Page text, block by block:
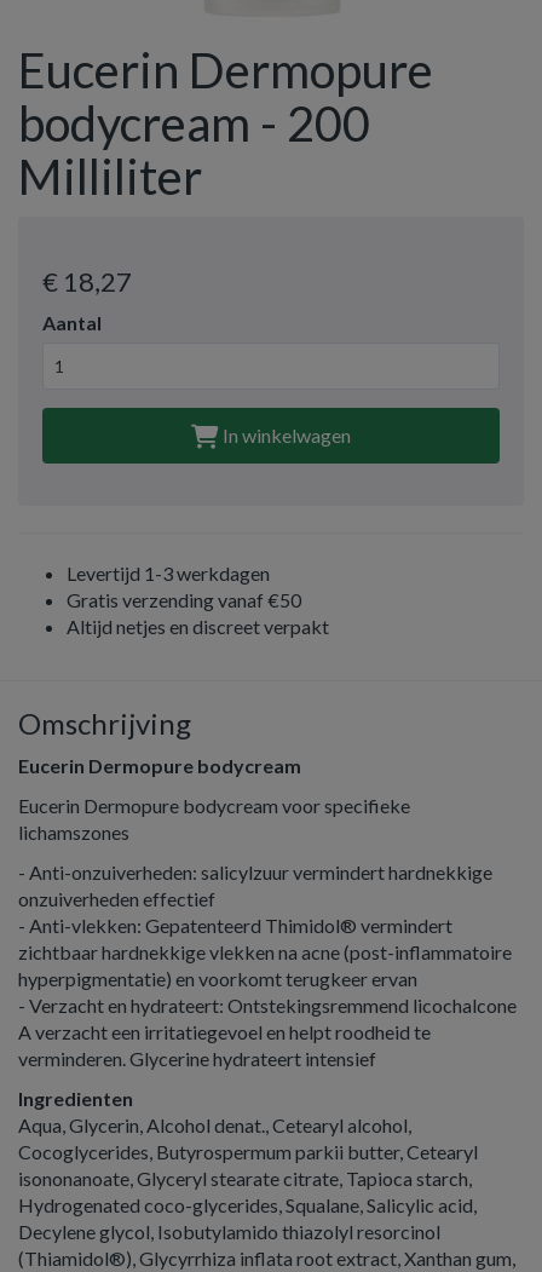
Eucerin Dermopure
bodycream - 200
Milliliter
€ 18,27
Aantal
In winkelwagen
Levertijd 1-3 werkdagen
Gratis verzending vanaf €50
Altijd netjes en discreet verpakt
Omschrijving
Eucerin Dermopure bodycream
Eucerin Dermopure bodycream voor specifieke
lichamszones
- Anti-onzuiverheden: salicylzuur vermindert hardnekkige
onzuiverheden effectief
- Anti-vlekken: Gepatenteerd Thimidol® vermindert
zichtbaar hardnekkige vlekken na acne (post-inflammatoire
hyperpigmentatie) en voorkomt terugkeer ervan
- Verzacht en hydrateert: Ontstekingsremmend licochalcone
A verzacht een irritatiegevoel en helpt roodheid te
verminderen. Glycerine hydrateert intensief
Ingredienten
Aqua, Glycerin, Alcohol denat., Cetearyl alcohol,
Cocoglycerides, Butyrospermum parkii butter, Cetearyl
isononanoate, Glyceryl stearate citrate, Tapioca starch,
Hydrogenated coco-glycerides, Squalane, Salicylic acid,
Decylene glycol, Isobutylamido thiazolyl resorcinol
(Thiamidol®), Glycyrrhiza inflata root extract, Xanthan gum,